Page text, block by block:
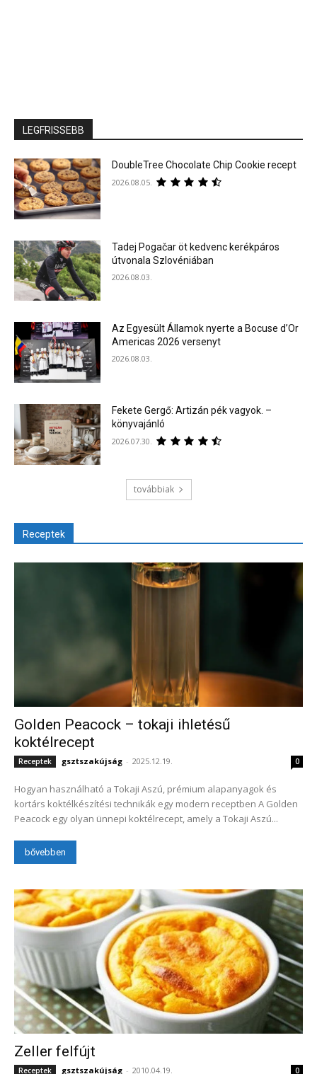
LEGFRISSEBB
DoubleTree Chocolate Chip Cookie recept
2026.08.05.
Tadej Pogačar öt kedvenc kerékpáros
útvonala Szlovéniában
2026.08.03.
Az Egyesült Államok nyerte a Bocuse d’Or
Americas 2026 versenyt
2026.08.03.
Fekete Gergő: Artizán pék vagyok. –
könyvajánló
2026.07.30.
továbbiak
Receptek
Golden Peacock – tokaji ihletésű
koktélrecept
Receptek gsztszakújság - 2025.12.19. 0
Hogyan használható a Tokaji Aszú, prémium alapanyagok és
kortárs koktélkészítési technikák egy modern receptben A Golden
Peacock egy olyan ünnepi koktélrecept, amely a Tokaji Aszú...
bővebben
Zeller felfújt
Receptek gsztszakújság - 2010.04.19. 0